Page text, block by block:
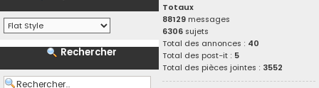
Rechercher
Totaux
88129 messages
6306 sujets
Total des annonces : 40
Total des post-it : 5
Total des pièces jointes : 3552